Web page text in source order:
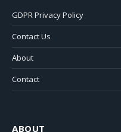
GDPR Privacy Policy
Contact Us
About
Contact
ABOUT